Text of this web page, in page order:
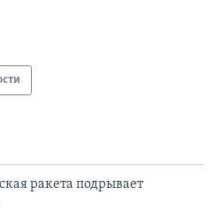
ракета подрывает